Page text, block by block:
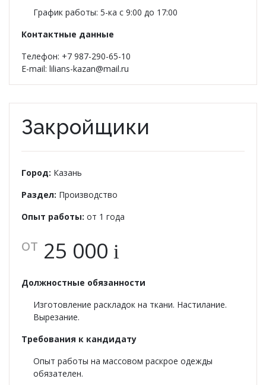
График работы: 5-ка с 9:00 до 17:00
Контактные данные
Телефон: +7 987-290-65-10
E-mail: lilians-kazan@mail.ru
Закройщики
Город: Казань
Раздел: Производство
Опыт работы: от 1 года
от 25 000 i
Должностные обязанности
Изготовление раскладок на ткани. Настилание.
Вырезание.
Требования к кандидату
Опыт работы на массовом раскрое одежды
обязателен.